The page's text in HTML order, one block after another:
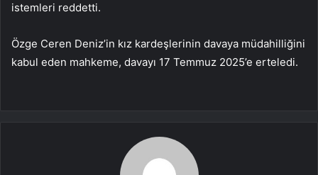
istemleri reddetti.
Özge Ceren Deniz’in kız kardeşlerinin davaya müdahilliğini
kabul eden mahkeme, davayı 17 Temmuz 2025’e erteledi.